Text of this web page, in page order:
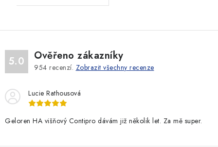
5.0 Ověřeno zákazníky
954 recenzí. Zobrazit všechny recenze
Lucie Rathousová
Geloren HA višňový Contipro dávám již několik let. Za mě super.